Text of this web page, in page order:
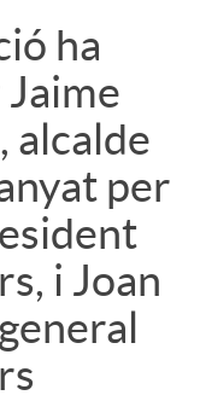
ha
alcalde
per
i Joan